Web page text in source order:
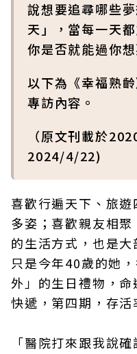
說想要追尋哪些
天」，當每一天
你是否就能過你
以下為《幸福熟
專訪內容。
（原文刊載於
2024/4/22)
喜歡行遍天下、旅
多姿；喜歡親友相
的生活方式，也是大
只是今年40歲的她
外」的生日禮物，
快遞，第四期，存活
「醫院打來跟我說